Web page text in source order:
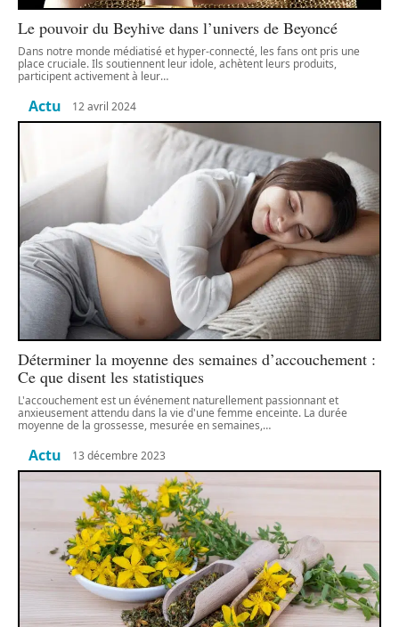
Le pouvoir du Beyhive dans l’univers de Beyoncé
Dans notre monde médiatisé et hyper-connecté, les fans ont pris une
place cruciale. Ils soutiennent leur idole, achètent leurs produits,
participent activement à leur…
Actu 12 avril 2024
Déterminer la moyenne des semaines d’accouchement :
Ce que disent les statistiques
L'accouchement est un événement naturellement passionnant et
anxieusement attendu dans la vie d'une femme enceinte. La durée
moyenne de la grossesse, mesurée en semaines,…
Actu 13 décembre 2023